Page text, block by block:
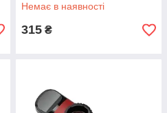
Немає в наявності
315 ₴